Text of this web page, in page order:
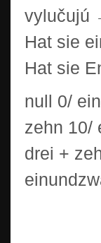
vylučujú
Hat sie
Hat sie
null 0/
zehn 10/
drei +